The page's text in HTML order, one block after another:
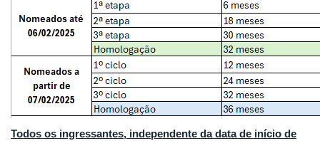
Todos os ingressantes, independente da data de início de